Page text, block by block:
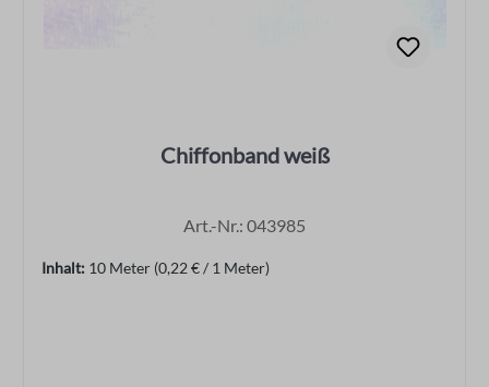
Chiffonband weiß
Art.-Nr.: 043985
Inhalt: 10 Meter (0,22 € / 1 Meter)